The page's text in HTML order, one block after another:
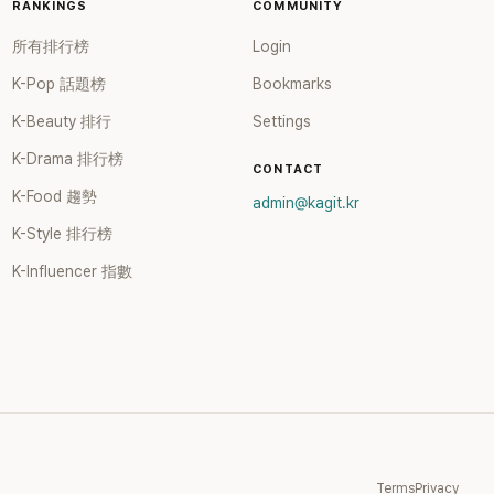
在一
，畫
息爭
事再
豁出
SBS
，再次
表作
，由
傳出
RANKINGS
所有排行榜
K-Pop 話題榜
K-Beauty 排行
K-Drama 排行榜
K-Food 趨勢
K-Style 排行榜
K-Influencer 指數
COMMUNITY
Login
Bookmarks
Settings
CONTACT
admin@kagit.kr
TermsPrivacy